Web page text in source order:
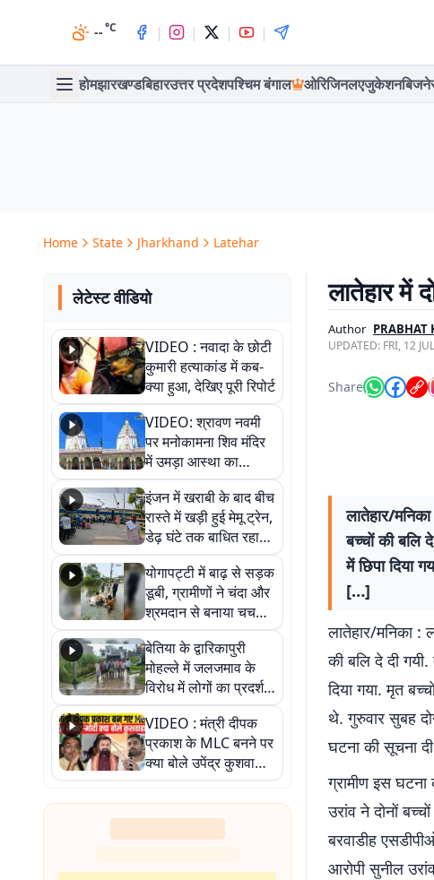
--°C | | | |
होमझारखण्डबिहारउत्तर प्रदेशपश्चिम बंगाल ओरिजिनलएजुकेशन
Home State Jharkhand Latehar
लेटेस्ट वीडियो
VIDEO : नवादा के छोटी
कुमारी हत्याकांड में कब-
क्या हुआ, देखिए पूरी रिपोर्ट
VIDEO: श्रावण नवमी
पर मनोकामना शिव मंदिर
में उमड़ा आस्था का
सैलाब, हर-हर महादेव के
जयघोष से गूंजा परिसर
इंजन में खराबी के बाद बीच
रास्ते में खड़ी हुई मेमू ट्रेन,
डेढ़ घंटे तक बाधित रहा
आवागमन
योगापट्टी में बाढ़ से सड़क
डूबी, ग्रामीणों ने चंदा और
श्रमदान से बनाया चचरी
पुल
बेतिया के द्वारिकापुरी
मोहल्ले में जलजमाव के
विरोध में लोगों का प्रदर्शन,
स्थायी समाधान की मांग
VIDEO : मंत्री दीपक
प्रकाश के MLC बनने पर
क्या बोले उपेंद्र कुशवाहा,
सुनिए
लातेहार में
Author PRABHAT
UPDATED: FRI, 12
Share
लातेहार‍/
बच्चों की बलि
में छिपा दिया
[…]
लातेहार‍/मनिका :
की बलि दे दी
दिया गया. मृत
थे. गुरुवार सुबह
घटना की सूचना
ग्रामीण इस
उरांव ने दोनों
बरवाडीह
आरोपी सुनील